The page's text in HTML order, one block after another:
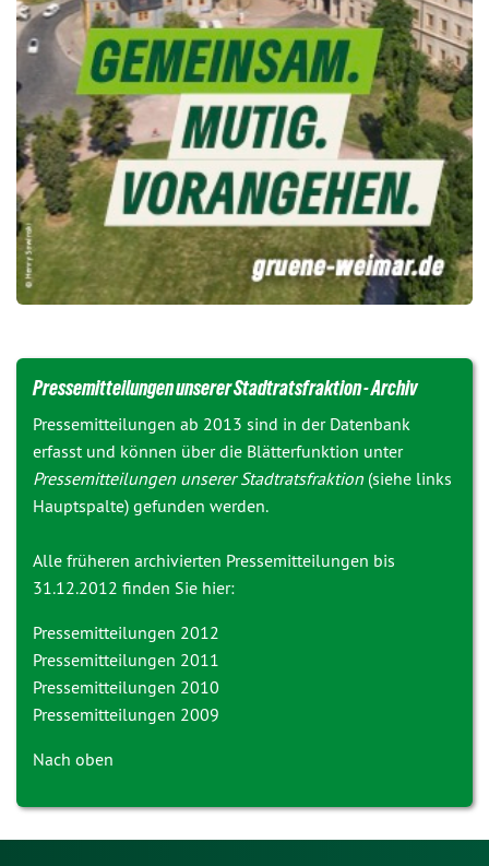
Pressemitteilungen unserer Stadtratsfraktion - Archiv
Pressemitteilungen ab 2013 sind in der Datenbank
erfasst und können über die Blätterfunktion unter
Pressemitteilungen unserer Stadtratsfraktion (siehe links
Hauptspalte) gefunden werden.
Alle früheren archivierten Pressemitteilungen bis
31.12.2012 finden Sie hier:
Pressemitteilungen 2012
Pressemitteilungen 2011
Pressemitteilungen 2010
Pressemitteilungen 2009
Nach oben